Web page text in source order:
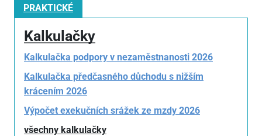
PRAKTICKÉ
Kalkulačky
Kalkulačka podpory v nezaměstnanosti 2026
Kalkulačka předčasného důchodu s nižším
krácením 2026
Výpočet exekučních srážek ze mzdy 2026
všechny kalkulačky